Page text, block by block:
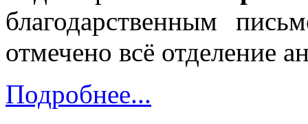
благодарственным
отмечено всё отделение
Подробнее...